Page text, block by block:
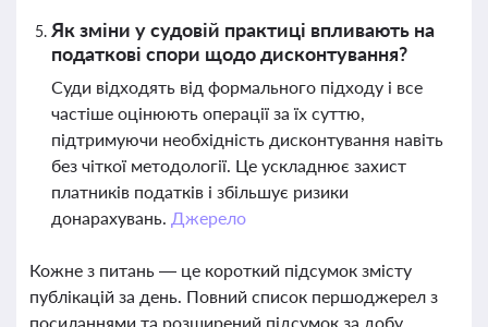
Як зміни у судовій практиці впливають на
податкові спори щодо дисконтування?
Суди відходять від формального підходу і все
частіше оцінюють операції за їх суттю,
підтримуючи необхідність дисконтування навіть
без чіткої методології. Це ускладнює захист
платників податків і збільшує ризики
донарахувань. Джерело
Кожне з питань — це короткий підсумок змісту
публікацій за день. Повний список першоджерел з
посиланнями та розширений підсумок за добу